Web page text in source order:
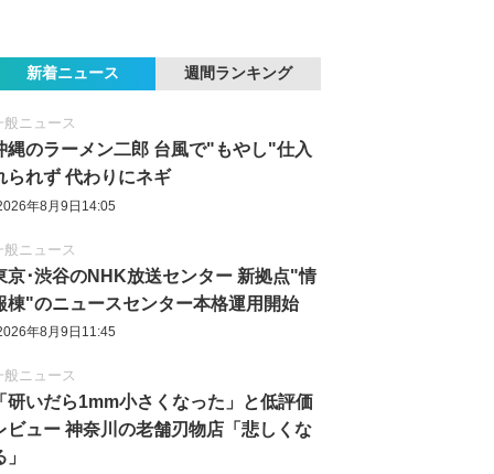
新着ニュース 週間ランキング
般ニュース
縄のラーメン二郎 台風で"もやし"仕入
られず 代わりにネギ
年8月9日14:05
般ニュース
京‪･‬渋谷のNHK放送センター 新拠点"情
棟"のニュースセンター本格運用開始
年8月9日11:45
般ニュース
研いだら1mm小さくなった」と低評価
ビュー 神奈川の老舗刃物店「悲しくな
」